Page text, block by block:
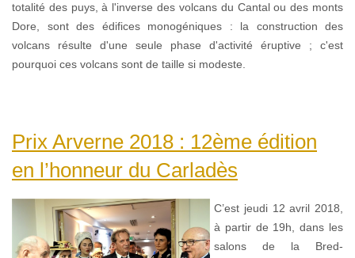
totalité des puys, à l'inverse des volcans du Cantal ou des monts
Dore, sont des édifices monogéniques : la construction des
volcans résulte d'une seule phase d'activité éruptive ; c'est
pourquoi ces volcans sont de taille si modeste.
Prix Arverne 2018 : 12ème édition
en l’honneur du Carladès
C’est jeudi 12 avril 2018,
à partir de 19h, dans les
salons de la Bred-